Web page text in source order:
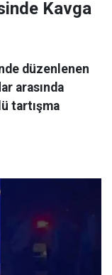
Kavga
düzenlenen
arasında
tartışma